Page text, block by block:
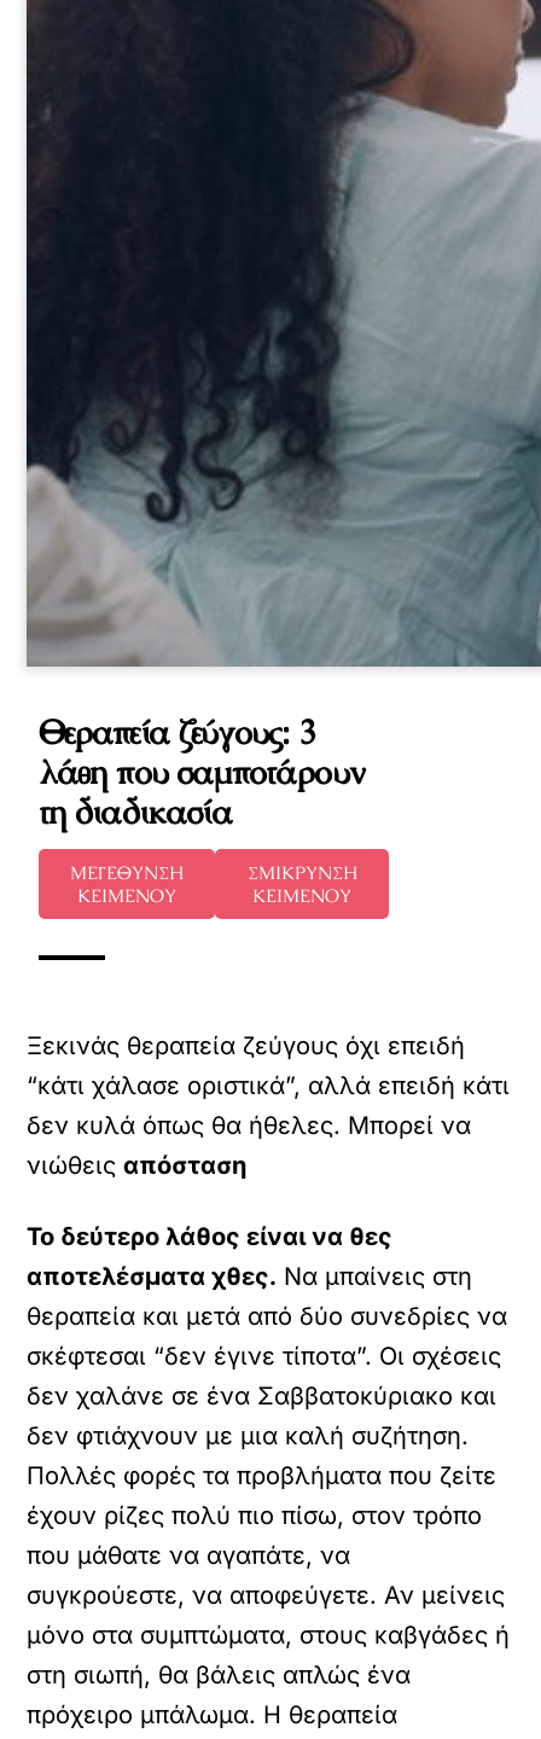
Θεραπεία ζεύγους: 3
λάθη που σαμποτάρουν
τη διαδικασία
ΜΕΓΕΘΥΝΣΗ
ΚΕΙΜΕΝΟΥ
ΣΜΙΚΡΥΝΣΗ
ΚΕΙΜΕΝΟΥ
Ξεκινάς θεραπεία ζεύγους όχι επειδή
“κάτι χάλασε οριστικά”, αλλά επειδή κάτι
δεν κυλά όπως θα ήθελες. Μπορεί να
νιώθειςαπόσταση
Το δεύτερο λάθος είναι να θες
αποτελέσματα χθες. Να μπαίνεις στη
θεραπεία και μετά από δύο συνεδρίες να
σκέφτεσαι “δεν έγινε τίποτα”. Οι σχέσεις
δεν χαλάνε σε ένα Σαββατοκύριακο και
δεν φτιάχνουν με μια καλή συζήτηση.
Πολλές φορές τα προβλήματα που ζείτε
έχουν ρίζες πολύ πιο πίσω, στον τρόπο
που μάθατε να αγαπάτε, να
συγκρούεστε, να αποφεύγετε. Αν μείνεις
μόνο στα συμπτώματα, στους καβγάδες ή
στη σιωπή, θα βάλεις απλώς ένα
πρόχειρο μπάλωμα. Η θεραπεία